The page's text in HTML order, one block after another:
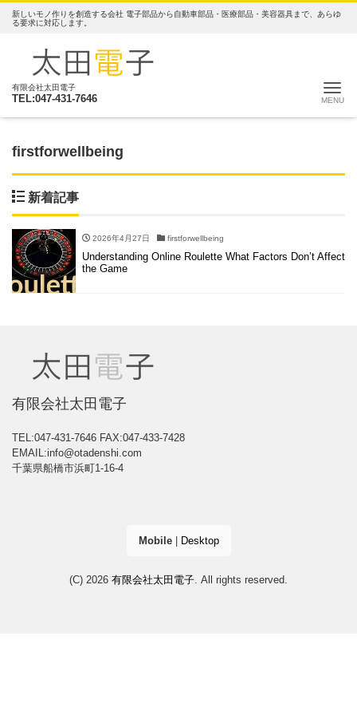
新しいモノ作りを創造する会社 電子部品から自動車部品・医療部品・美容器具まで、あらゆ
る要求に対応します。
有限会社太田電子
TEL:047-431-7646 ナ
firstforwellbeing
新着記事
2026年4月27日 firstforwellbeing
Understanding Online Roulette What Factors Don’t Affect
the Game
有限会社太田電子
TEL:047-431-7646 FAX:047-433-7428
EMAIL:info@otadenshi.com
千葉県船橋市浜町1-16-4
Mobile| Desktop
(C) 2026 有限会社太田電子. All rights reserved.